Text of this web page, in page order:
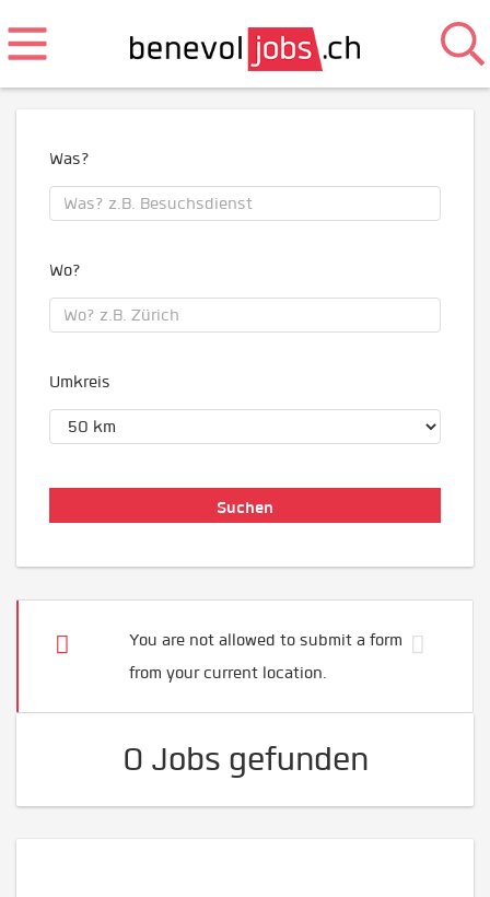
Was?
Wo?
Umkreis
You are not allowed to submit a form
from your current location.
0 Jobs gefunden